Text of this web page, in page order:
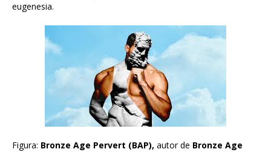
eugenesia.
Figura: Bronze Age Pervert (BAP), autor de Bronze Age